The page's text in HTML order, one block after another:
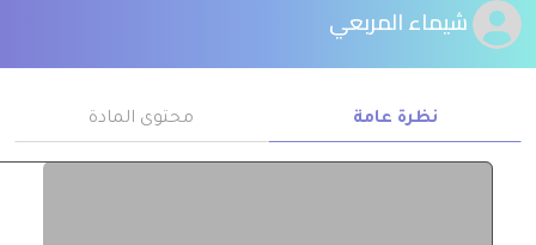
شيماء المربعي
نظرة عامة محتوى المادة